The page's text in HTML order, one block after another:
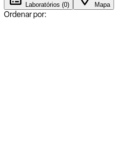
Laboratórios (0) Mapa
Ordenar por: